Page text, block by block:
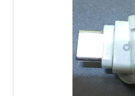
スピリットデザイン：石
ヒラタリョウ
メカニックデザイン：や
CGディレクター：井上喜
CGプロデューサー：柴田